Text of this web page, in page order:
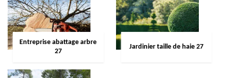
Entreprise abattage arbre
27
Jardinier taille de haie 27